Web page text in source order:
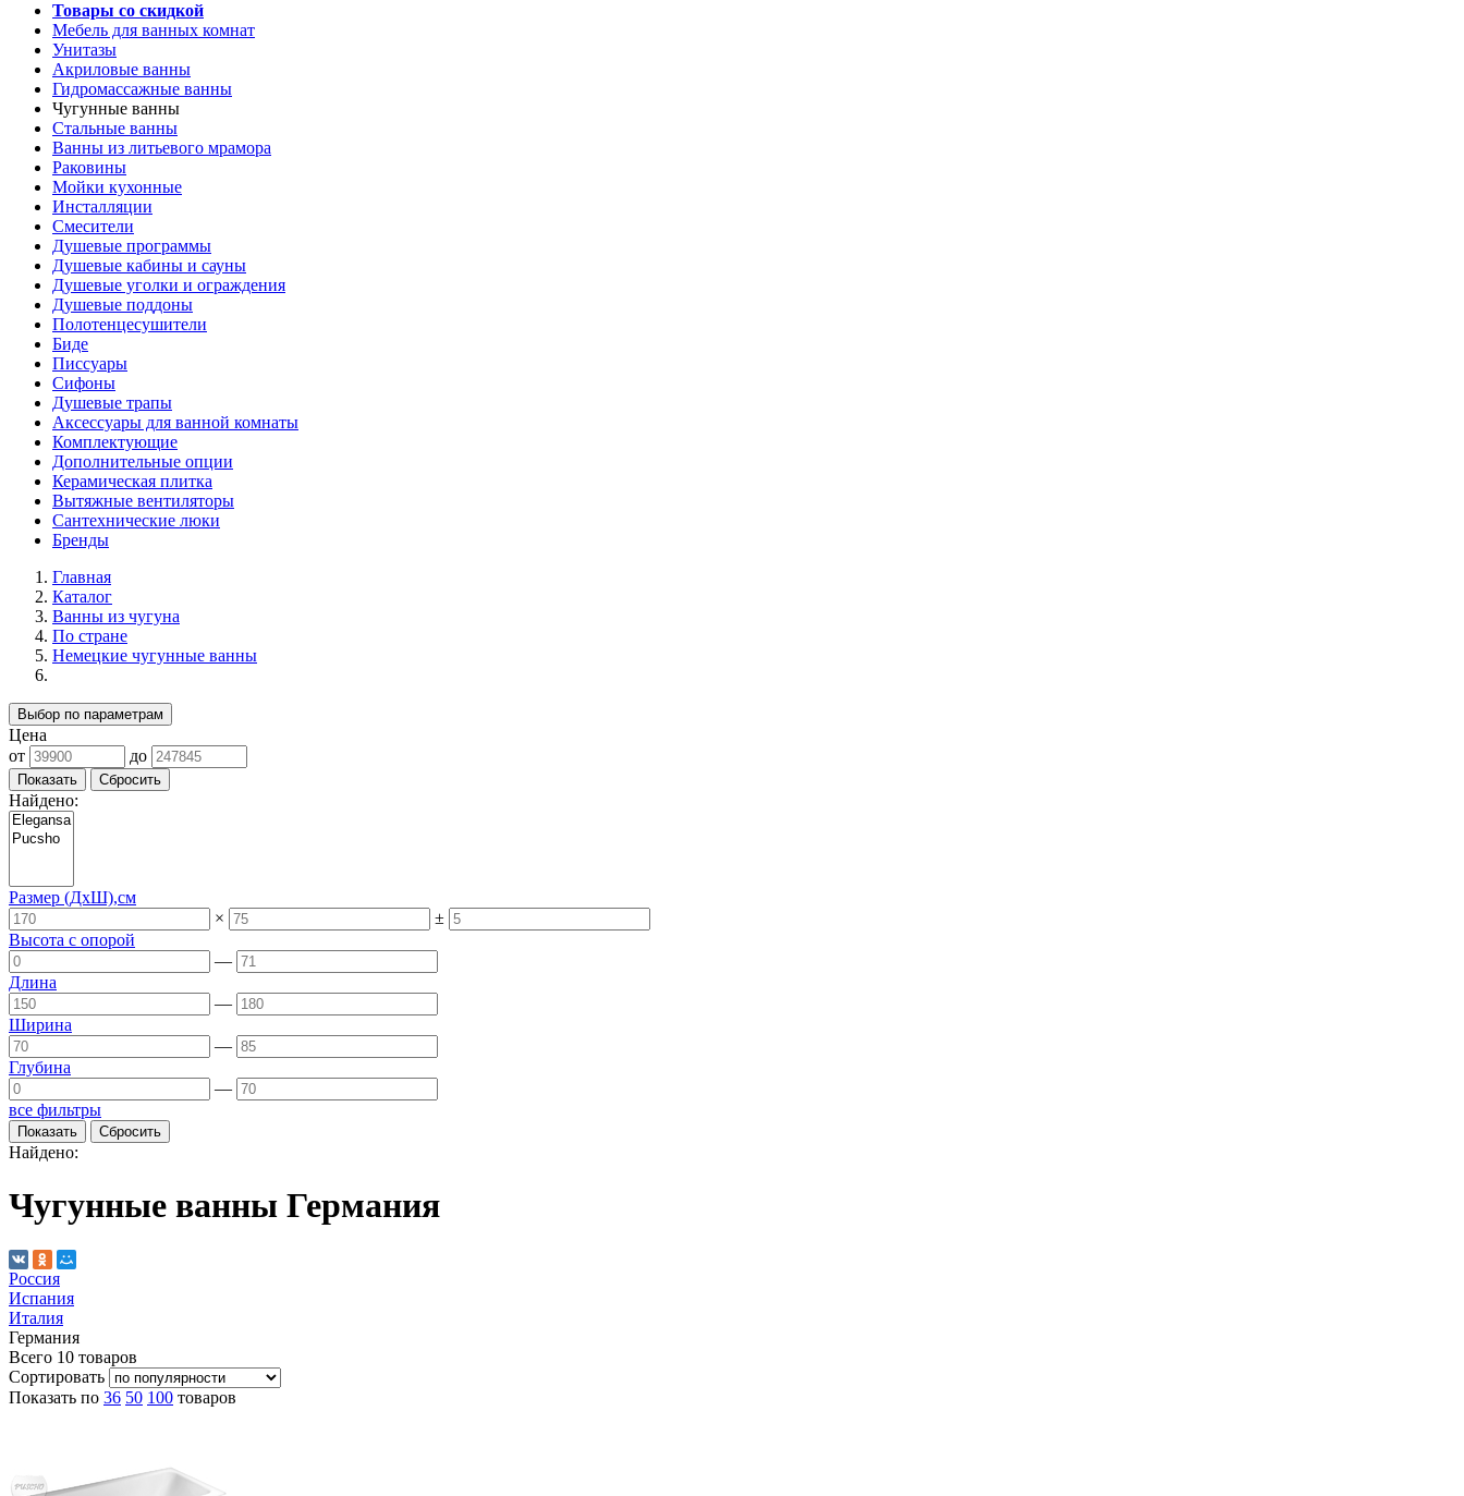
Товары со скидкой
Мебель для ванных комнат
Унитазы
Акриловые ванны
Гидромассажные ванны
Чугунные ванны
Стальные ванны
Ванны из литьевого мрамора
Раковины
Мойки кухонные
Инсталляции
Смесители
Душевые программы
Душевые кабины и сауны
Душевые уголки и ограждения
Душевые поддоны
Полотенцесушители
Биде
Писсуары
Сифоны
Душевые трапы
Аксессуары для ванной комнаты
Комплектующие
Дополнительные опции
Керамическая плитка
Вытяжные вентиляторы
Сантехнические люки
Бренды
Главная
Каталог
Ванны из чугуна
По стране
Немецкие чугунные ванны
Выбор по параметрам
Цена
от
до
Найдено:
Размер (ДхШ),см
×
±
Высота с опорой
—
Длина
—
Ширина
—
Глубина
—
все фильтры
Найдено:
Чугунные ванны Германия
Россия
Испания
Италия
Германия
Всего 10 товаров
Сортировать
Показать по 36 50 100 товаров